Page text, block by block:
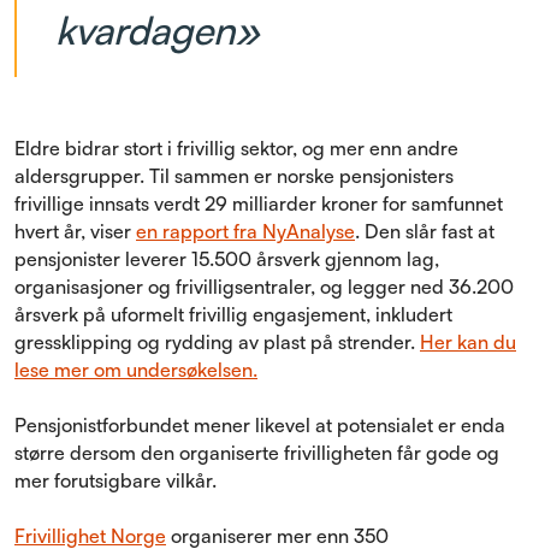
kvardagen»
Eldre bidrar stort i frivillig sektor, og mer enn andre
aldersgrupper. Til sammen er norske pensjonisters
frivillige innsats verdt 29 milliarder kroner for samfunnet
hvert år, viser en rapport fra NyAnalyse. Den slår fast at
pensjonister leverer 15.500 årsverk gjennom lag,
organisasjoner og frivilligsentraler, og legger ned 36.200
årsverk på uformelt frivillig engasjement, inkludert
gressklipping og rydding av plast på strender. Her kan du
lese mer om undersøkelsen.
Pensjonistforbundet mener likevel at potensialet er enda
større dersom den organiserte frivilligheten får gode og
mer forutsigbare vilkår.
Frivillighet Norge organiserer mer enn 350